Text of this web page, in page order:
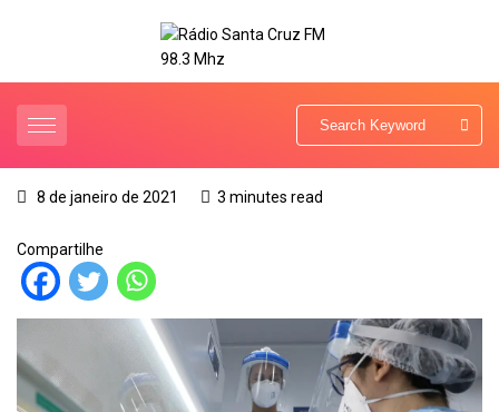
8 de janeiro de 2021 3 minutes read
Compartilhe